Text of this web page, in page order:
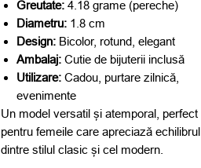
Greutate: 4.18 grame (pereche)
Diametru: 1.8 cm
Design: Bicolor, rotund, elegant
Ambalaj: Cutie de bijuterii inclusă
Utilizare: Cadou, purtare zilnică,
evenimente
Un model versatil și atemporal, perfect
pentru femeile care apreciază echilibrul
dintre stilul clasic și cel modern.